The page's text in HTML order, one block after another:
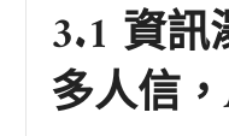
3.1 資
多人信